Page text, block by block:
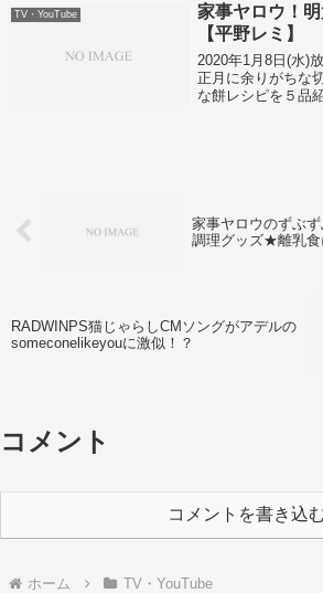
TV・YouTube
家事ヤロウ！
【平野レミ】
2020年1月8日(水)
正月に余りがちな
な餅レシピを５品
家事ヤロウのずぶ
調理グッズ★離乳食
RADWINPS猫じゃらしCMソングがアデルの
someconelikeyouに激似！？
コメント
コメントを書き込
ホーム TV・YouTube